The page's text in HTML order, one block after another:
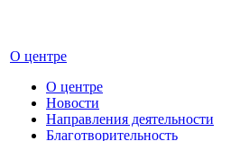
О центре
О центре
Новости
Направления деятельности
Благотворительность